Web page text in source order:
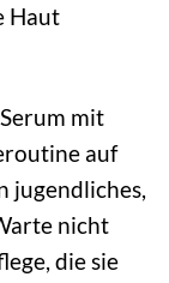
Haut
mit
auf
jugendliches,
nicht
die sie